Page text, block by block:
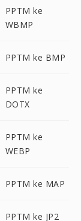
PPTM ke
WBMP
PPTM ke BMP
PPTM ke
DOTX
PPTM ke
WEBP
PPTM ke MAP
PPTM ke JP2